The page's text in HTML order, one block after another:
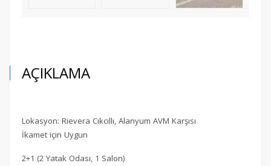
AÇIKLAMA
Lokasyon: Rievera Cıkcıllı, Alanyum AVM Karşısı
İkamet için Uygun
2+1 (2 Yatak Odası, 1 Salon)